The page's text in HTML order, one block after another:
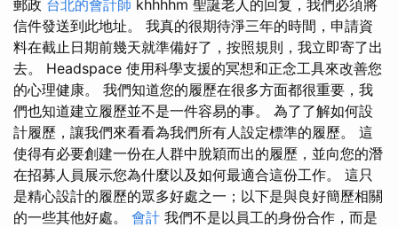
郵政 台北的會計師 khhhhm 聖誕老人的回复，我們必須將
信件發送到此地址。 我真的很期待淨三年的時間，申請資
料在截止日期前幾天就準備好了，按照規則，我立即寄了出
去。 Headspace 使用科學支援的冥想和正念工具來改善您
的心理健康。 我們知道您的履歷在很多方面都很重要，我
們也知道建立履歷並不是一件容易的事。 為了了解如何設
計履歷，讓我們來看看為我們所有人設定標準的履歷。 這
使得有必要創建一份在人群中脫穎而出的履歷，並向您的潛
在招募人員展示您為什麼以及如何最適合這份工作。 這只
是精心設計的履歷的眾多好處之一；以下是與良好簡歷相關
的一些其他好處。 會計 我們不是以員工的身份合作，而是